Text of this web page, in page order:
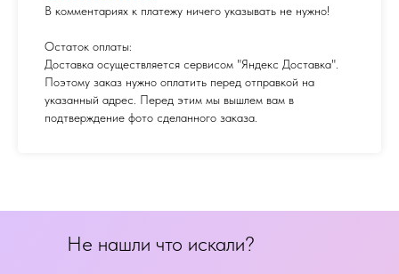
В комментариях к платежу ничего указывать не нужно!
Остаток оплаты:
Доставка осуществляется сервисом "Яндекс Доставка".
Поэтому заказ нужно оплатить перед отправкой на
указанный адрес. Перед этим мы вышлем вам в
подтверждение фото сделанного заказа.
Не нашли что искали?